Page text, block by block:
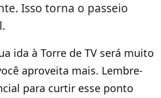
Isso torna o passeio
ida à Torre de TV será muito
aproveita mais. Lembre-
para curtir esse ponto